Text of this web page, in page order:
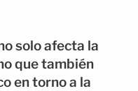
solo afecta la
que también
en torno a la